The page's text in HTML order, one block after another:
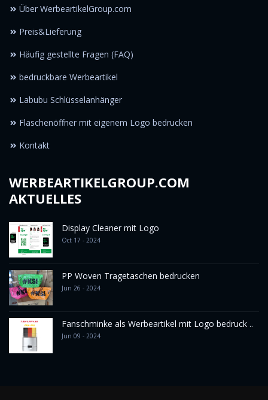
Über WerbeartikelGroup.com
Preis&Lieferung
Häufig gestellte Fragen (FAQ)
bedruckbare Werbeartikel
Labubu Schlüsselanhänger
Flaschenöffner mit eigenem Logo bedrucken
Kontakt
WERBEARTIKELGROUP.COM
AKTUELLES
Display Cleaner mit Logo
Oct 17 - 2024
PP Woven Tragetaschen bedrucken
Jun 26 - 2024
Fanschminke als Werbeartikel mit Logo bedruck ..
Jun 09 - 2024